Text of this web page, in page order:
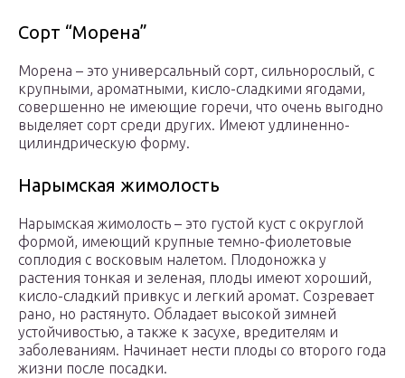
Сорт “Морена”
Морена – это универсальный сорт, сильнорослый, с
крупными, ароматными, кисло-сладкими ягодами,
совершенно не имеющие горечи, что очень выгодно
выделяет сорт среди других. Имеют удлиненно-
цилиндрическую форму.
Нарымская жимолость
Нарымская жимолость – это густой куст с округлой
формой, имеющий крупные темно-фиолетовые
соплодия с восковым налетом. Плодоножка у
растения тонкая и зеленая, плоды имеют хороший,
кисло-сладкий привкус и легкий аромат. Созревает
рано, но растянуто. Обладает высокой зимней
устойчивостью, а также к засухе, вредителям и
заболеваниям. Начинает нести плоды со второго года
жизни после посадки.